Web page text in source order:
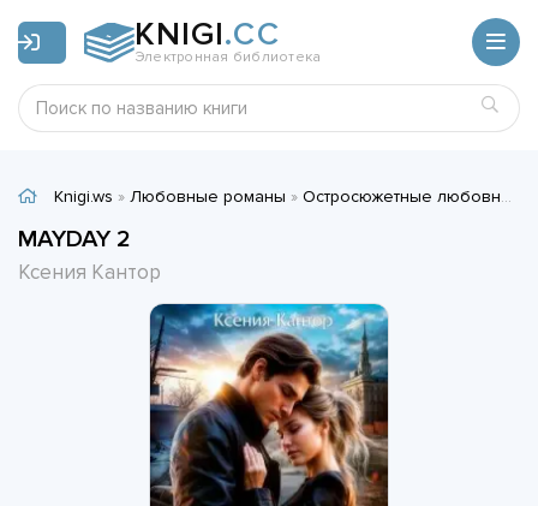
KNIGI.CC
Электронная библиотека
Knigi.ws » Любовные романы » Остросюжетные любовные романы
MAYDAY 2
Ксения Кантор